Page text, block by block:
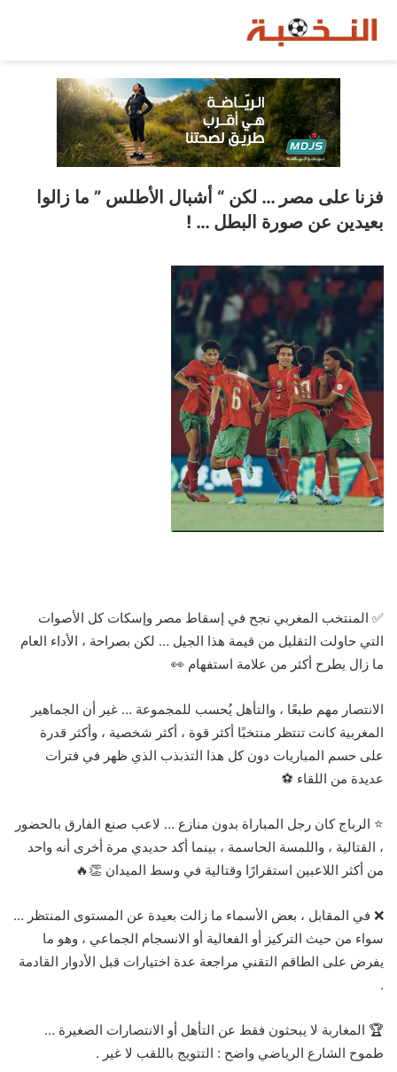
فزنا على مصر … لكن “ أشبال الأطلس ” ما زالوا
بعيدين عن صورة البطل … !
✅ المنتخب المغربي نجح في إسقاط مصر وإسكات كل الأصوات
التي حاولت التقليل من قيمة هذا الجيل … لكن بصراحة ، الأداء العام
ما زال يطرح أكثر من علامة استفهام 👀
الانتصار مهم طبعًا ، والتأهل يُحسب للمجموعة … غير أن الجماهير
المغربية كانت تنتظر منتخبًا أكثر قوة ، أكثر شخصية ، وأكثر قدرة
على حسم المباريات دون كل هذا التذبذب الذي ظهر في فترات
عديدة من اللقاء ⚽
⭐ الرباج كان رجل المباراة بدون منازع … لاعب صنع الفارق بالحضور
، القتالية ، واللمسة الحاسمة ، بينما أكد حديدي مرة أخرى أنه واحد
من أكثر اللاعبين استقرارًا وقتالية في وسط الميدان 👏🔥
❌ في المقابل ، بعض الأسماء ما زالت بعيدة عن المستوى المنتظر …
سواء من حيث التركيز أو الفعالية أو الانسجام الجماعي ، وهو ما
يفرض على الطاقم التقني مراجعة عدة اختيارات قبل الأدوار القادمة
.
🏆 المغاربة لا يبحثون فقط عن التأهل أو الانتصارات الصغيرة …
طموح الشارع الرياضي واضح : التتويج باللقب لا غير .